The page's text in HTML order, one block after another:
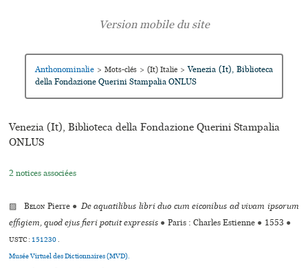
Anthonominalie > Mots-clés > (It) Italie > Venezia (It), Biblioteca
della Fondazione Querini Stampalia ONLUS
Venezia (It), Biblioteca della Fondazione Querini Stampalia
ONLUS
2 notices associées
▨Belon Pierre ● De aquatilibus libri duo cum eiconibus ad vivam ipsorum
effigiem, quod ejus fieri potuit expressis ● Paris : Charles Estienne ● 1553 ●
USTC : 151230.
Musée Virtuel des Dictionnaires (MVD).